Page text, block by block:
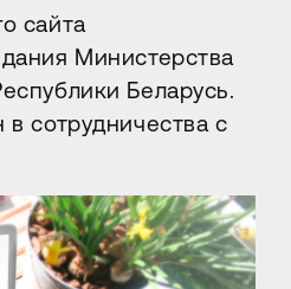
сайта
Министерства
Беларусь.
сотрудничества с